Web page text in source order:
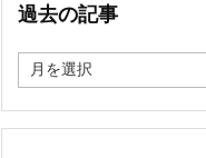
過去の記事
去
記